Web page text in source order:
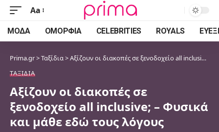
Font
Resizer
Aa
ΜΌΔΑ ΟΜΟΡΦΙΆ CELEBRITIES ROYALS
Prima.gr>Ταξίδια>Αξίζουν οι διακοπές σε ξενοδοχείο all inclusive; – Φυσικά και μάθε εδώ τους λόγους
ΤΑΞΊΔΙΑ
Αξίζουν οι διακοπές σε
ξενοδοχείο all inclusive; – Φυσικά
και μάθε εδώ τους λόγους